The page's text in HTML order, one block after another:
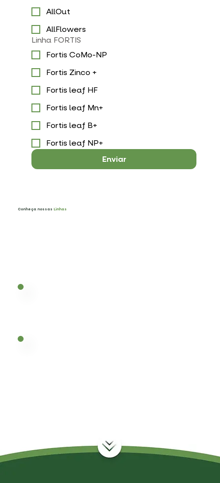
Conheça nossas Linhas
AllOut
AllFlowers
Linha FORTIS
Fortis CoMo-NP
Fortis Zinco +
Fortis leaf HF
Fortis leaf Mn+
Fortis leaf B+
Fortis leaf NP+
Enviar